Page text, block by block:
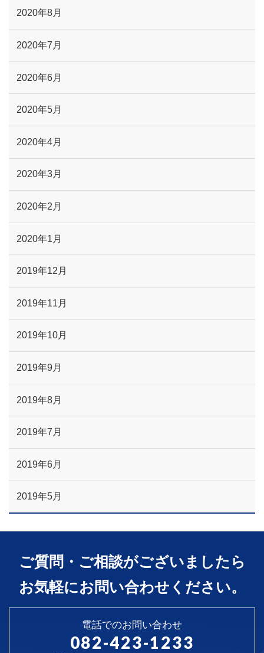
2020年8月
2020年7月
2020年6月
2020年5月
2020年4月
2020年3月
2020年2月
2020年1月
2019年12月
2019年11月
2019年10月
2019年9月
2019年8月
2019年7月
2019年6月
2019年5月
ご質問・ご相談がございましたら
お気軽にお問い合わせください。
電話でのお問い合わせ
082-423-1233